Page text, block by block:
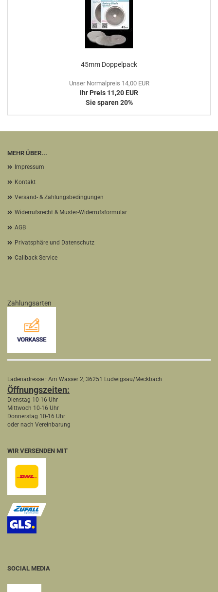
45mm Doppelpack
Unser Normalpreis 14,00 EUR
Ihr Preis 11,20 EUR
Sie sparen 20%
MEHR ÜBER...
Impressum
Kontakt
Versand- & Zahlungsbedingungen
Widerrufsrecht & Muster-Widerrufsformular
AGB
Privatsphäre und Datenschutz
Callback Service
Zahlungsarten
Ladenadresse : Am Wasser 2, 36251 Ludwigsau/Meckbach
Öffnungszeiten:
Dienstag 10-16 Uhr
Mittwoch 10-16 Uhr
Donnerstag 10-16 Uhr
oder nach Vereinbarung
WIR VERSENDEN MIT
SOCIAL MEDIA